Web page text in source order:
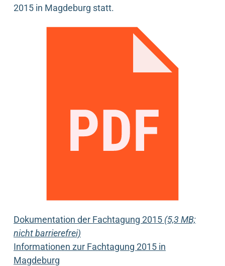
2015 in Magdeburg statt.
Dokumentation der Fachtagung 2015 (5,3 MB;
nicht barrierefrei)
Informationen zur Fachtagung 2015 in
Magdeburg